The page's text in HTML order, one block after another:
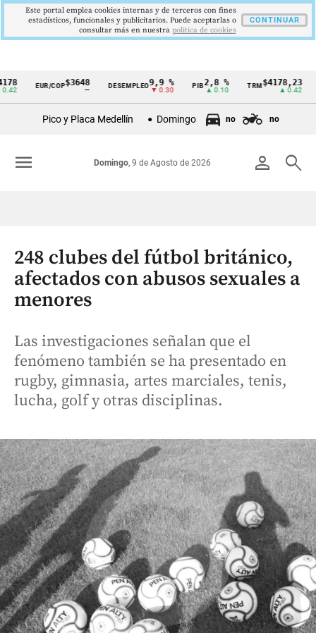
Cintillo
Colombia
EUR/COP$3648
—
DESEMPLEO9,9 %
▼ 0.30
PIB 2,8 %
▲ 0.10
TRM $4178,23
▲ 0.42
IPC
Pico y Placa Medellín Domingo no no
person search
Domingo, 9 de Agosto de 2026
menu
248 clubes del fútbol británico,
afectados con abusos sexuales a
menores
Las investigaciones señalan que el
fenómeno también se ha presentado en
rugby, gimnasia, artes marciales, tenis,
lucha, golf y otras disciplinas.
Este portal emplea cookies internas y de terceros con fines
estadísticos, funcionales y publicitarios. Puede aceptarlas o
consultar más en nuestra politica de cookies
CONTINUAR